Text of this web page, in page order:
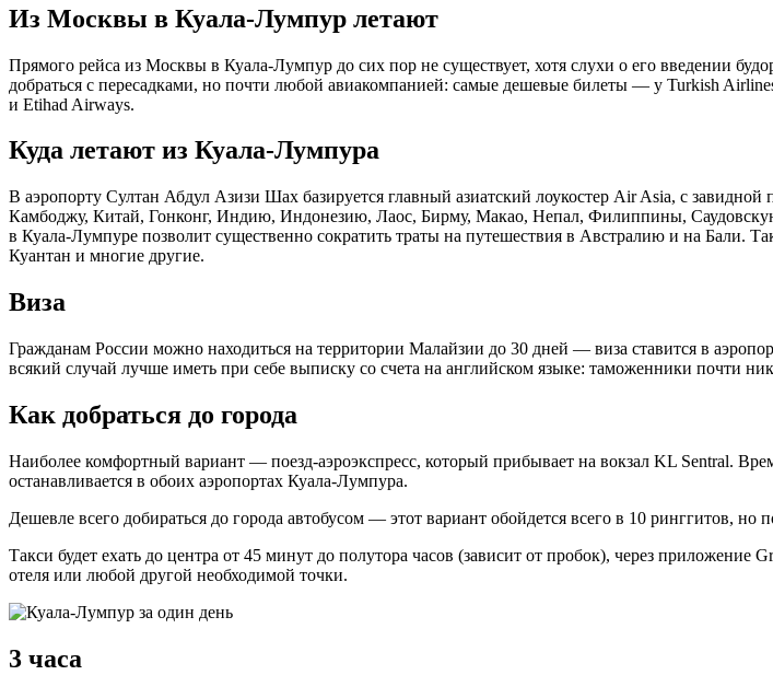
Из Москвы в Куала-Лумпур летают
Прямого рейса из Москвы в Куала-Лумпур до сих пор не существует, хотя слухи о его введении
добраться с пересадками, но почти любой авиакомпанией: самые дешевые билеты — у Turkish
и Etihad Airways.
Куда летают из Куала-Лумпура
В аэропорту Султан Абдул Азизи Шах базируется главный азиатский лоукостер Air Asia, с
Камбоджу, Китай, Гонконг, Индию, Индонезию, Лаос, Бирму, Макао, Непал, Филиппины,
в Куала-Лумпуре позволит существенно сократить траты на путешествия в Австралию и на Бали.
Куантан и многие другие.
Виза
Гражданам России можно находиться на территории Малайзии до 30 дней — виза ставится в
всякий случай лучше иметь при себе выписку со счета на английском языке: таможенники почти
Как добраться до города
Наиболее комфортный вариант — поезд-аэроэкспресс, который прибывает на вокзал KL Sentral.
останавливается в обоих аэропортах Куала-Лумпура.
Дешевле всего добираться до города автобусом — этот вариант обойдется всего в 10 ринггитов,
Такси будет ехать до центра от 45 минут до полутора часов (зависит от пробок), через приложение
отеля или любой другой необходимой точки.
3 часа